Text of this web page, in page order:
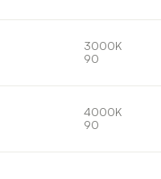
3000K
90
4000K
90